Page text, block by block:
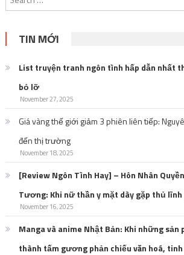
TIN MỚI
List truyện tranh ngôn tình hấp dẫn nhất
bỏ lỡ
November 27, 2025
Giá vàng thế giới giảm 3 phiên liên tiếp:
đến thị trường
November 18, 2025
[Review Ngôn Tình Hay] – Hôn Nhân
Tương: Khi nữ thần y mặt dày gặp thủ
November 16, 2025
Manga và anime Nhật Bản: Khi những
thành tấm gương phản chiếu văn hoá,